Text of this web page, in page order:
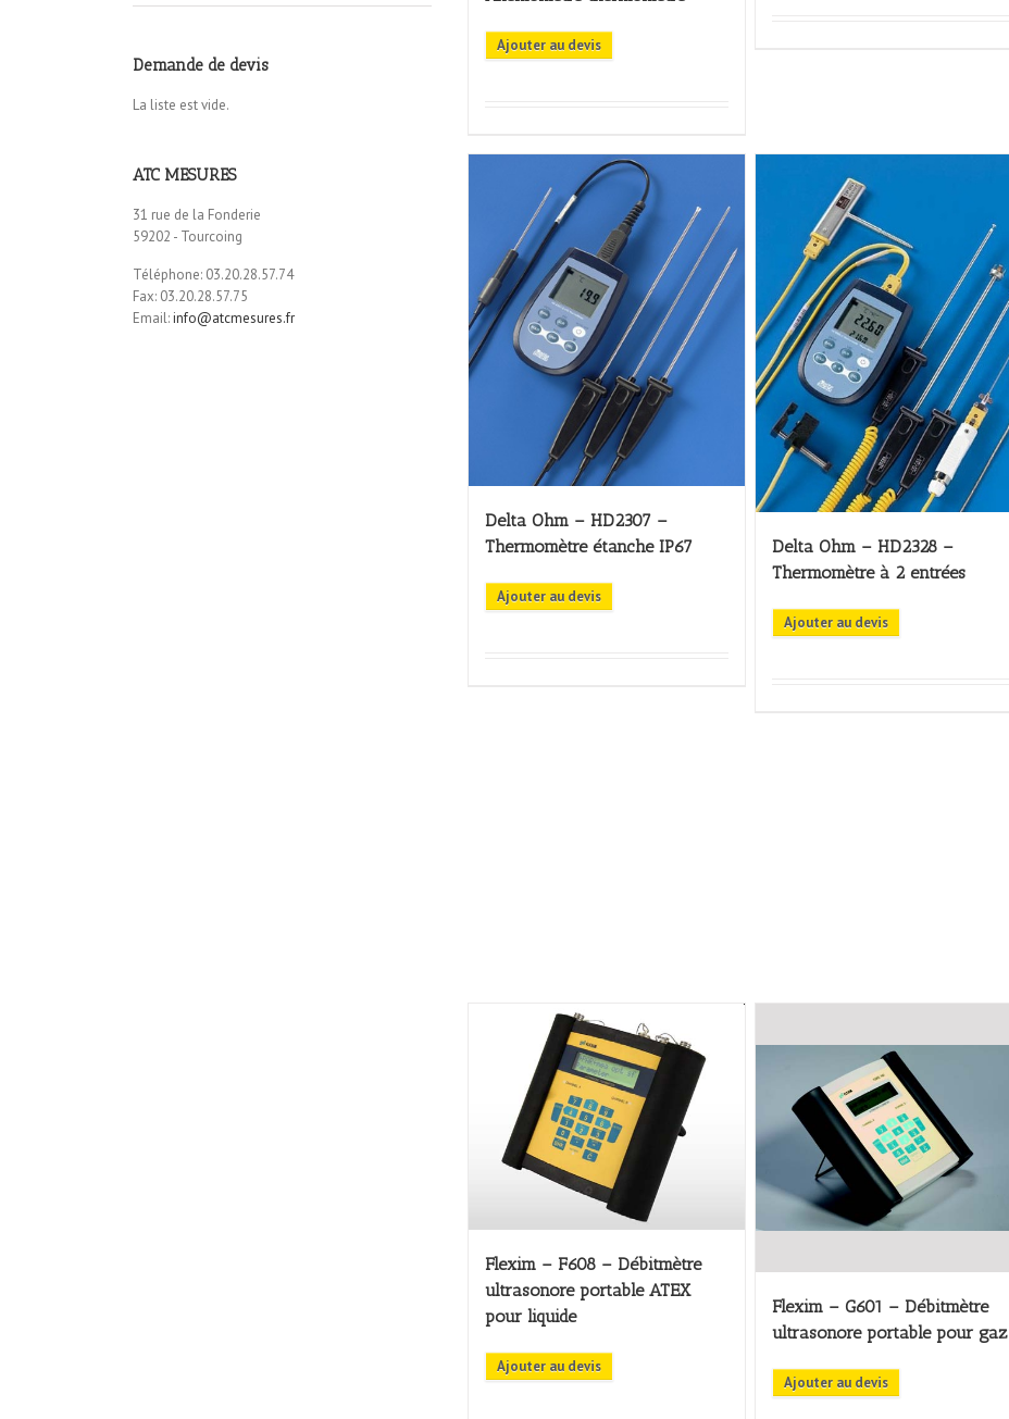
Ajouter au devis
Delta Ohm – HD2307 –
Thermomètre étanche IP67
Ajouter au devis
Delta Ohm – HD2328 –
Thermomètre à 2 entrées
Ajouter au devis
Flexim – F608 – Débitmètre
ultrasonore portable ATEX
pour liquide
Ajouter au devis
Flexim – G601 – Débitmètre
ultrasonore portable pour gaz
Ajouter au devis
Demande de devis
La liste est vide.
ATC MESURES
31 rue de la Fonderie
59202 - Tourcoing
Téléphone: 03.20.28.57.74
Fax: 03.20.28.57.75
Email:info@atcmesures.fr